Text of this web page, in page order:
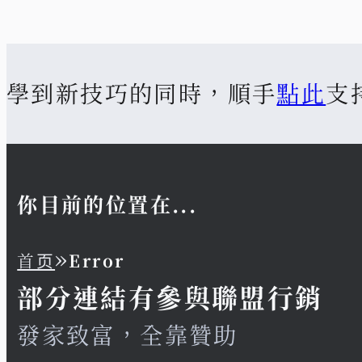
學到新技巧的同時，順手點此支
你目前的位置在...
首页»Error
部分連結有參與聯盟行銷
發家致富，全靠贊助